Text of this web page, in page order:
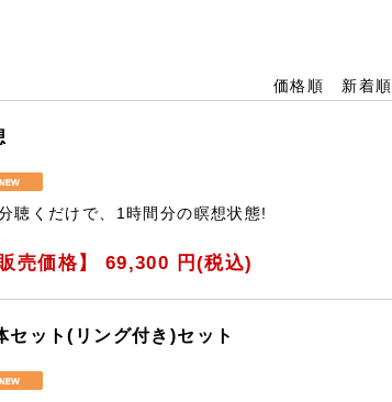
価格順 新着順
聴くだけで、1時間分の瞑想状態!
販売価格】 69,300 円(税込)
ット(リング付き)セット